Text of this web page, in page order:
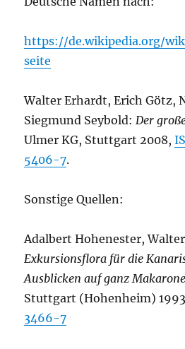
https://de.wikipedia.org/
seite
Walter Erhardt, Erich Götz,
Siegmund Seybold: Der
Ulmer KG, Stuttgart 2008,
5406-7.
Sonstige Quellen:
Adalbert Hohenester,
Exkursionsflora für die
Ausblicken auf ganz
Stuttgart (Hohenheim)
3466-7